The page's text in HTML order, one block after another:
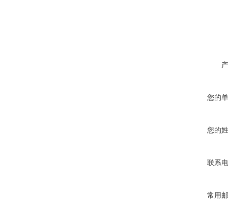
您的
您的
联系
常用